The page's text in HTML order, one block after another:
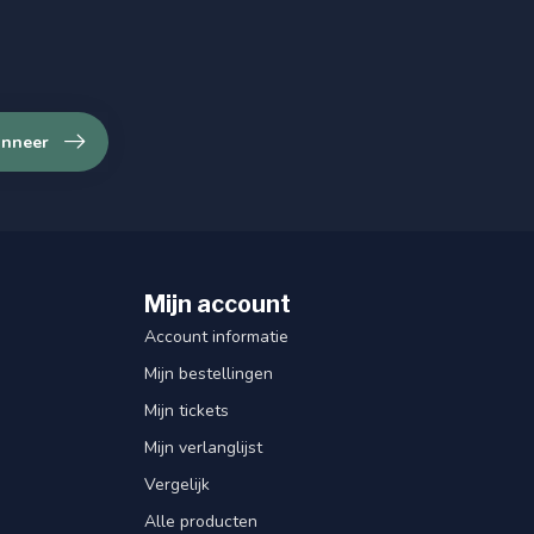
Mijn account
Account informatie
Mijn bestellingen
Mijn tickets
Mijn verlanglijst
Vergelijk
Alle producten